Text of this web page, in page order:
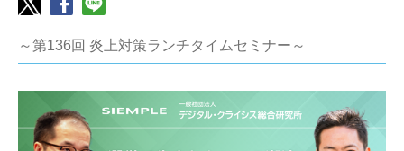
～第136回 炎上対策ランチタイムセミナー～